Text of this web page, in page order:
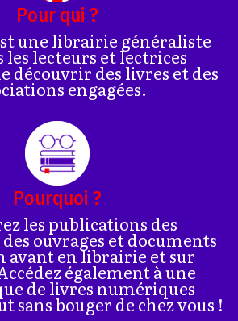
Pour qui ?
une librairie généraliste
les lecteurs et lectrices
découvrir des livres et des
engagées.
Pourquoi ?
les publications des
ouvrages et documents
avant en librairie et sur
également à une
de livres numériques
sans bouger de chez vous !